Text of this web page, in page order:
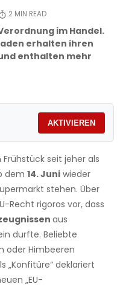
2 MIN READ
im Handel.
erhalten ihren
enthalten mehr
AKTIVIEREN
seit jeher als
dem 14. Juni wieder
stehen. Über
Recht rigoros vor, dass
aus
durfte. Beliebte
oder Himbeeren
„Konfitüre“ deklariert
„EU-